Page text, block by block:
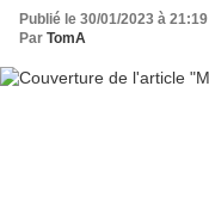
Publié le 30/01/2023 à 21:19
Par TomA